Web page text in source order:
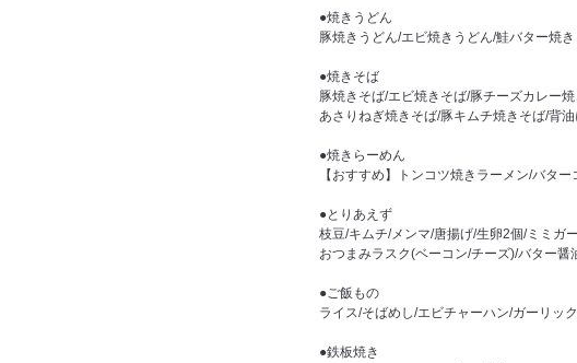
●焼きうどん
豚焼きうどん/エビ焼きうどん/鮭バター焼
●焼きそば
豚焼きそば/エビ焼きそば/豚チーズカレー
あさりねぎ焼きそば/豚キムチ焼きそば/背
●焼きらーめん
【おすすめ】トンコツ焼きラーメン/バタ
●とりあえず
枝豆/キムチ/メンマ/唐揚げ/生卵2個/ミミガ
おつまみラスク(ベーコン/チーズ)/バター醤
●ご飯もの
ライス/そばめし/エビチャーハン/ガーリッ
●鉄板焼き